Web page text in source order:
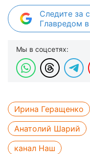
Следите за
Главредом
Мы в соцсетях:
Ирина Геращенко
Анатолий Шарий
канал Наш